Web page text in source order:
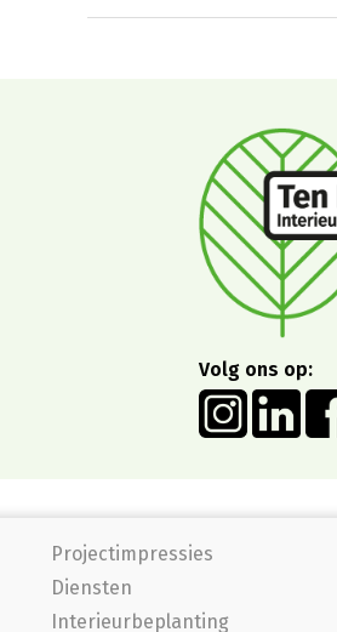
Volg ons op:
Projectimpressies
Diensten
Interieurbeplanting